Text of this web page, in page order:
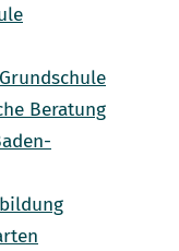
Beratung